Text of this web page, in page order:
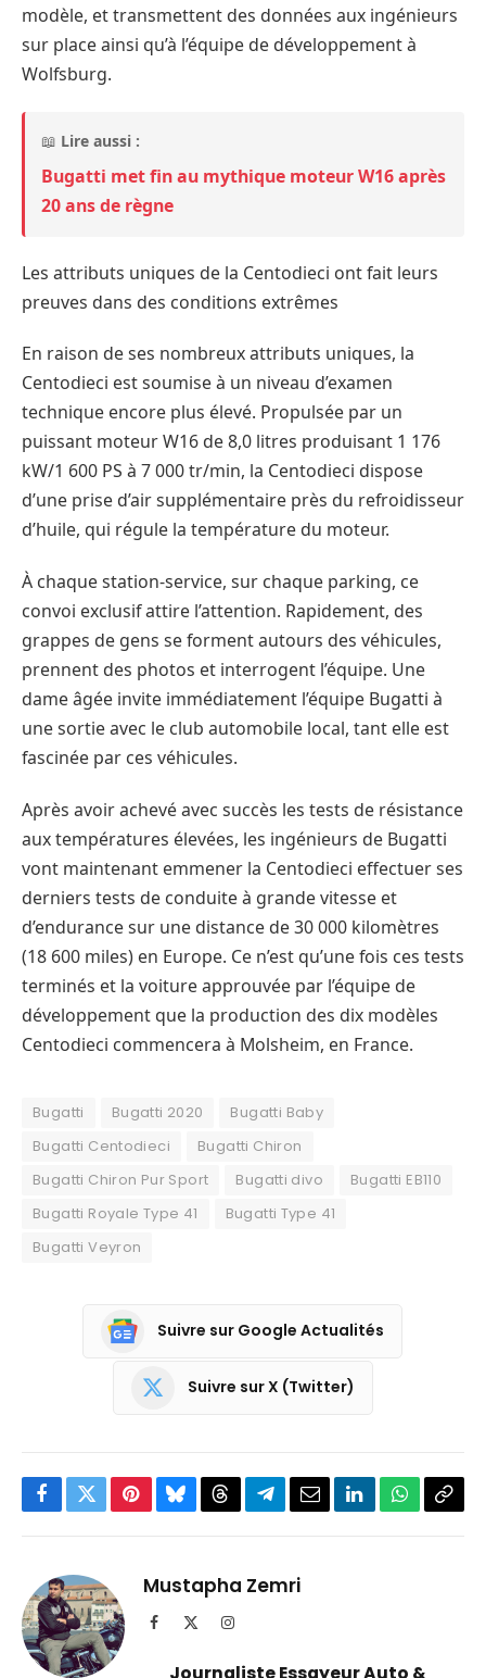
modèle, et transmettent des données aux ingénieurs
sur place ainsi qu’à l’équipe de développement à
Wolfsburg.
📖 Lire aussi :
Bugatti met fin au mythique moteur W16 après
20 ans de règne
Les attributs uniques de la Centodieci ont fait leurs
preuves dans des conditions extrêmes
En raison de ses nombreux attributs uniques, la
Centodieci est soumise à un niveau d’examen
technique encore plus élevé. Propulsée par un
puissant moteur W16 de 8,0 litres produisant 1 176
kW/1 600 PS à 7 000 tr/min, la Centodieci dispose
d’une prise d’air supplémentaire près du refroidisseur
d’huile, qui régule la température du moteur.
À chaque station-service, sur chaque parking, ce
convoi exclusif attire l’attention. Rapidement, des
grappes de gens se forment autours des véhicules,
prennent des photos et interrogent l’équipe. Une
dame âgée invite immédiatement l’équipe Bugatti à
une sortie avec le club automobile local, tant elle est
fascinée par ces véhicules.
Après avoir achevé avec succès les tests de résistance
aux températures élevées, les ingénieurs de Bugatti
vont maintenant emmener la Centodieci effectuer ses
derniers tests de conduite à grande vitesse et
d’endurance sur une distance de 30 000 kilomètres
(18 600 miles) en Europe. Ce n’est qu’une fois ces tests
terminés et la voiture approuvée par l’équipe de
développement que la production des dix modèles
Centodieci commencera à Molsheim, en France.
Bugatti Bugatti 2020
Bugatti Baby
Bugatti Centodieci
Bugatti Chiron
Bugatti Chiron Pur Sport
Bugatti divo
Bugatti EB110
Bugatti Royale Type 41
Bugatti Type 41
Bugatti Veyron
Suivre sur Google Actualités
Suivre sur X (Twitter)
Facebook
TwitterPinterestBlueskyThreadsPartager
Telegram
EmailLinkedInWhatsApp
Mustapha Zemri
Facebook Instagram
Journaliste Essayeur Auto &